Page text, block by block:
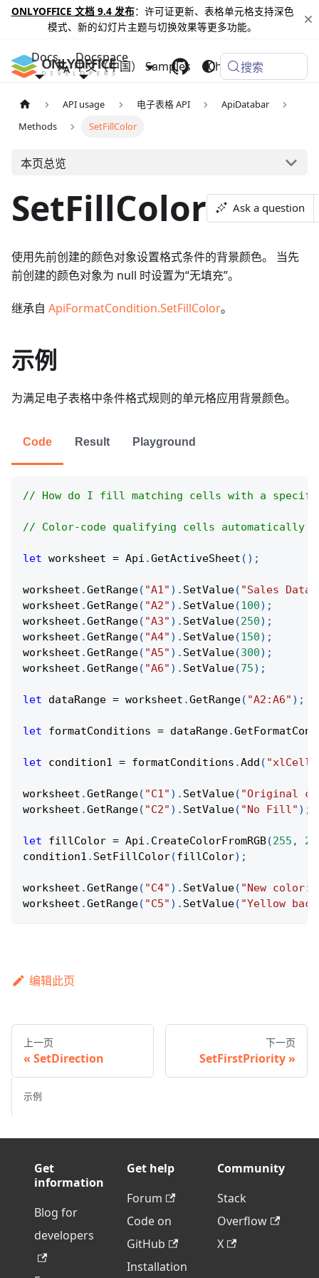
ONLYOFFICE 文档 9.4 发布：许可证更新、表格单元格支持深色
模式、新的幻灯片主题与切换效果等更多功能。
Docs Docspace
Samples Changelog
中文（中国） 搜索
API usage 电子表格 API
ApiDatabar
Methods
SetFillColor
本页总览
SetFillColor Ask a question
使用先前创建的颜色对象设置格式条件的背景颜色。 当先
前创建的颜色对象为 null 时设置为“无填充”。
继承自 ApiFormatCondition.SetFillColor。
示例
为满足电子表格中条件格式规则的单元格应用背景颜色。
Code Result Playground
// How do I fill matching cells with a
// Color-code qualifying cells automatically
let worksheet = Api .GetActiveSheet ( ) ;
worksheet .GetRange( "A1" ) . SetValue( "Sales Data"
worksheet .GetRange( "A2" ) . SetValue(100) ;
worksheet .GetRange( "A3" ) . SetValue(250) ;
worksheet .GetRange( "A4" ) . SetValue(150) ;
worksheet .GetRange( "A5" ) . SetValue(300) ;
worksheet .GetRange( "A6" ) . SetValue(75) ;
let dataRange = worksheet .GetRange( "A2:A6" ) ;
let formatConditions = dataRange.
let condition1 = formatConditions .Add (
worksheet .GetRange( "C1" ) . SetValue( "Original
worksheet .GetRange( "C2" ) . SetValue( "No Fill" ) ;
let fillColor = Api . CreateColorFromRGB(255 ,
condition1 . SetFillColor(fillColor) ;
worksheet .GetRange( "C4" ) . SetValue( "New color:"
worksheet .GetRange( "C5" ) . SetValue( "Yellow
编辑此页
上一页
SetDirection
下一页
SetFirstPriority
示例
Get
information
Blog for
developers
Get help
Forum
Code on
GitHub
Installation
Community
Stack
Overflow
X